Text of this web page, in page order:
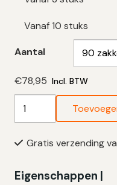
Vanaf 10 stuks
Aantal
€78,95 Incl. BTW
Biologisch
160
|
Gratis verzending
Eigenschappen |